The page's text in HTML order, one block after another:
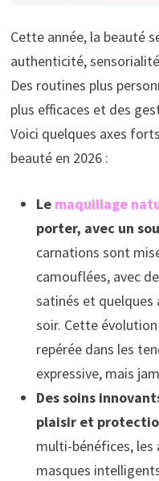
Cette année, la beauté
authenticité,
Des routines plus
plus efficaces et des
Voici quelques axes
beauté en 2026 :
Le maquillage
porter, avec un
carnations sont
camouflées, avec
satinés et quelques
soir. Cette
repérée dans les
expressive, mais
Des soins
plaisir et
multi-bénéfices,
masques